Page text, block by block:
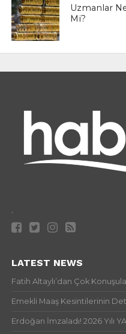
Uzmanlar
Mi?
.
LATEST NEWS
Fatih Altaylı’dan Çok
Emekli Maaş Kesintilerinin
Erdoğan İmzaladı! 2026 Yılı